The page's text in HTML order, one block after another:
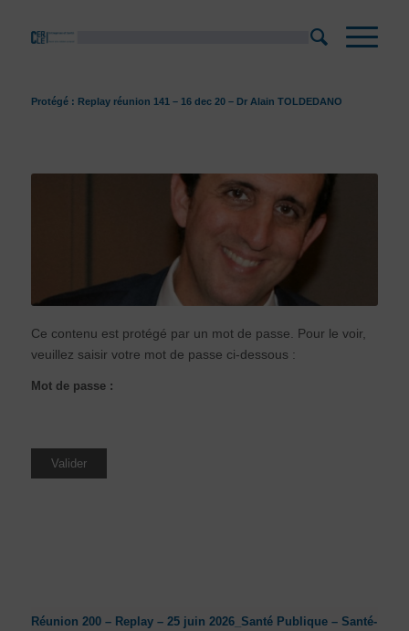
Protégé : Replay réunion 141 – 16 dec 20 – Dr Alain TOLDEDANO
Ce contenu est protégé par un mot de passe. Pour le voir,
veuillez saisir votre mot de passe ci-dessous :
Mot de passe :
Réunion 200 – Replay – 25 juin 2026_Santé Publique – Santé-